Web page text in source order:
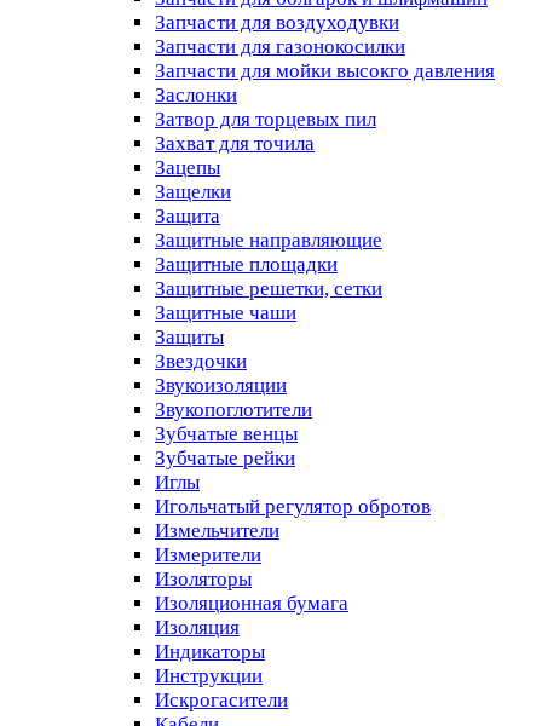
Запчасти для воздуходувки
Запчасти для газонокосилки
Запчасти для мойки высокго давления
Заслонки
Затвор для торцевых пил
Захват для точила
Зацепы
Защелки
Защита
Защитные направляющие
Защитные площадки
Защитные решетки, сетки
Защитные чаши
Защиты
Звездочки
Звукоизоляции
Звукопоглотители
Зубчатые венцы
Зубчатые рейки
Иглы
Игольчатый регулятор обротов
Измельчители
Измерители
Изоляторы
Изоляционная бумага
Изоляция
Индикаторы
Инструкции
Искрогасители